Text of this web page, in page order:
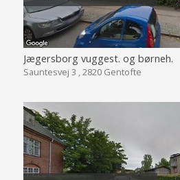
Jægersborg vuggest. og børneh.
Sauntesvej 3 , 2820 Gentofte